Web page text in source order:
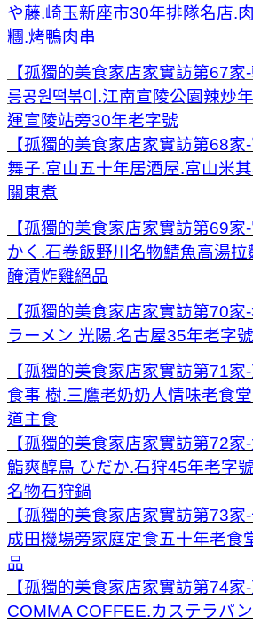
や藤.崎玉新座市30年排隊名店.
糰.烤鴨肉串
【孤獨的美食家店家實訪第67家
릉공원떡볶이.江南宣陵公園辣炒
運宣陵站旁30年老字號
【孤獨的美食家店家實訪第68
舞子.富山五十年居酒屋.富山米
關東煮
【孤獨的美食家店家實訪第69
かく.石卷飯野川名物鯖魚高湯
醃漬炸雞絕品
【孤獨的美食家店家實訪第70
ラーメン 光陽.名古屋35年老字
【孤獨的美食家店家實訪第71
食事 樹.三鷹老奶奶人情味老食
道主食
【孤獨的美食家店家實訪第72家
鮨爽醇鳥 ひだか.石狩45年老字
名物石狩鍋
【孤獨的美食家店家實訪第73
成田機場旁家庭定食五十年老食
品
【孤獨的美食家店家實訪第74家-
COMMA COFFEE.カステラパ